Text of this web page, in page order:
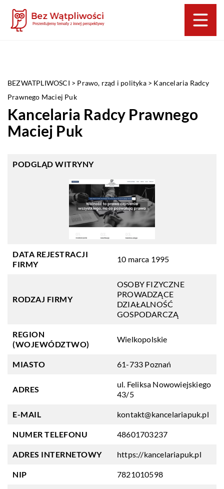
BEZWATPLIWOSCI > Prawo, rząd i polityka> Kancelaria Radcy
Prawnego Maciej Puk
Kancelaria Radcy Prawnego
Maciej Puk
PODGLĄD WITRYNY
DATA REJESTRACJI
FIRMY
10 marca 1995
RODZAJ FIRMY
OSOBY FIZYCZNE
PROWADZĄCE
DZIAŁALNOŚĆ
GOSPODARCZĄ
REGION
(WOJEWÓDZTWO)
Wielkopolskie
MIASTO 61-733 Poznań
ADRES
ul. Feliksa Nowowiejskiego
43/5
E-MAIL kontakt@kancelariapuk.pl
NUMER TELEFONU 48601703237
ADRES INTERNETOWY https://kancelariapuk.pl
NIP 7821010598